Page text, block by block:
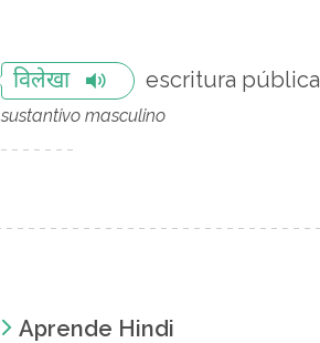
विलेखा escritura pública
sustantivo masculino
Aprende Hindi